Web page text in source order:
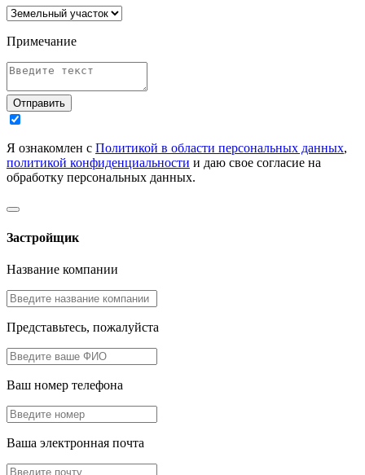
Примечание
Отправить
Я ознакомлен с Политикой в области персональных данных,
политикой конфиденциальности и даю свое согласие на
обработку персональных данных.
Застройщик
Название компании
Представьтесь, пожалуйста
Ваш номер телефона
Ваша электронная почта